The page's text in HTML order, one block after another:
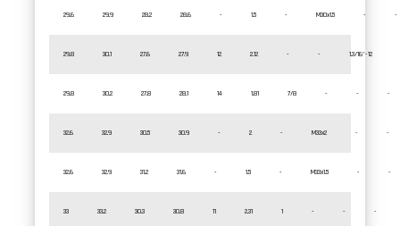
29.6 29.9 28.2 28.6 - 1.5 - M30x1.5 - -
29.8 30.1 27.6 27.9 12 2.12 - - 1.3/16"-12
29.8 30.2 27.8 28.1 14 1.81 7/8 - - -
32.6 32.9 30.5 30.9 - 2 - M33x2 - -
32.6 32.9 31.2 31.6 - 1.5 - M33x1.5 - -
33 33.2 30.3 30.8 11 2.31 1 - - -